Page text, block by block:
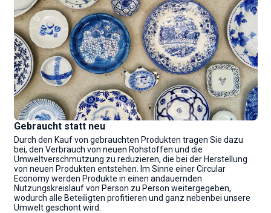
Gebraucht statt neu
Durch den Kauf von gebrauchten Produkten tragen Sie dazu
bei, den Verbrauch von neuen Rohstoffen und die
Umweltverschmutzung zu reduzieren, die bei der Herstellung
von neuen Produkten entstehen. Im Sinne einer Circular
Economy werden Produkte in einen andauernden
Nutzungskreislauf von Person zu Person weitergegeben,
wodurch alle Beteiligten profitieren und ganz nebenbei unsere
Umwelt geschont wird.